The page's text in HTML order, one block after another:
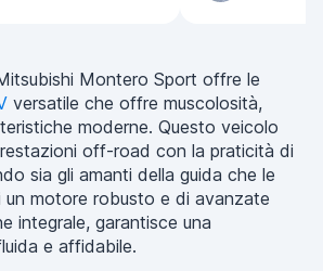
Montero Sport offre le
versatile che offre muscolosità,
moderne. Questo veicolo
off-road con la praticità di
sia gli amanti della guida che le
motore robusto e di avanzate
integrale, garantisce una
e affidabile.